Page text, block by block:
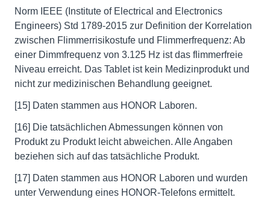
Norm IEEE (Institute of Electrical and Electronics
Engineers) Std 1789-2015 zur Definition der Korrelation
zwischen Flimmerrisikostufe und Flimmerfrequenz: Ab
einer Dimmfrequenz von 3.125 Hz ist das flimmerfreie
Niveau erreicht. Das Tablet ist kein Medizinprodukt und
nicht zur medizinischen Behandlung geeignet.
[15] Daten stammen aus HONOR Laboren.
[16] Die tatsächlichen Abmessungen können von
Produkt zu Produkt leicht abweichen. Alle Angaben
beziehen sich auf das tatsächliche Produkt.
[17] Daten stammen aus HONOR Laboren und wurden
unter Verwendung eines HONOR-Telefons ermittelt.